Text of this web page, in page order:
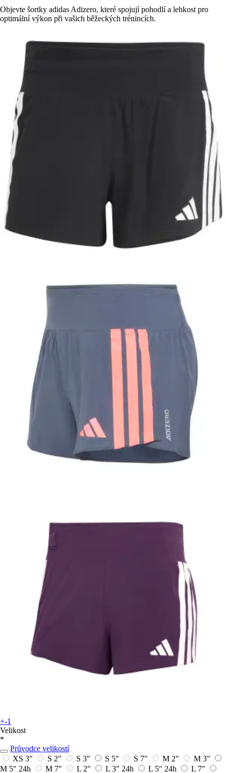
Objevte šortky adidas Adizero, které spojují pohodlí a lehkost pro
optimální výkon při vašich běžeckých trénincích.
+-1
Velikost
*
Průvodce velikostí
XS 3"
S 2" S 3" S 5" S 7" M 2"
M 3"
M 5" 24h M 7" L 2" L 3" 24h L 5" 24h L 7"